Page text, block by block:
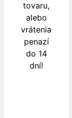
tovaru,
alebo
vrátenia
penazí
do 14
dní!